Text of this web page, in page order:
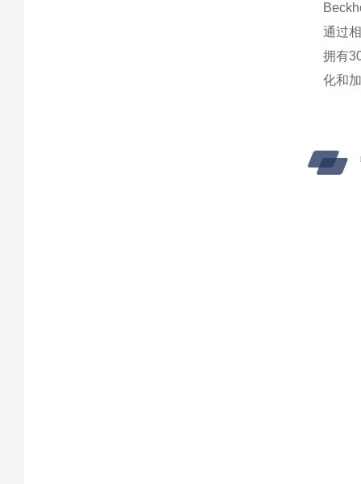
通过
拥有
化和